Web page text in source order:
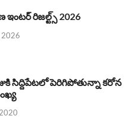
రిజల్ట్స్ 2026
2026
సిద్దిపేటలో పెరిగిపోతున్నా కరోన